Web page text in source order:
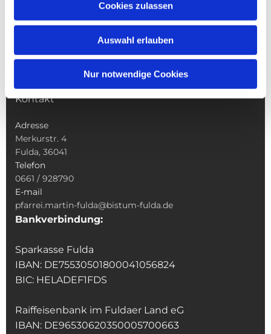
Cookies zulassen
Auswahl erlauben
Nur notwendige Cookies
Wallfahrten
Veranstaltungen & Angebote
Kindertagesstätte St. Andreas
Kontakt
Adresse
Merkurstr. 4
Fulda, 36041
Telefon
0661 / 928790
E-mail
pfarrei.martin-fulda@bistum-fulda.de
Bankverbindung:
Sparkasse Fulda
IBAN: DE75530501800041056824
BIC: HELADEF1FDS
Raiffeisenbank im Fuldaer Land eG
IBAN: DE96530620350005700663